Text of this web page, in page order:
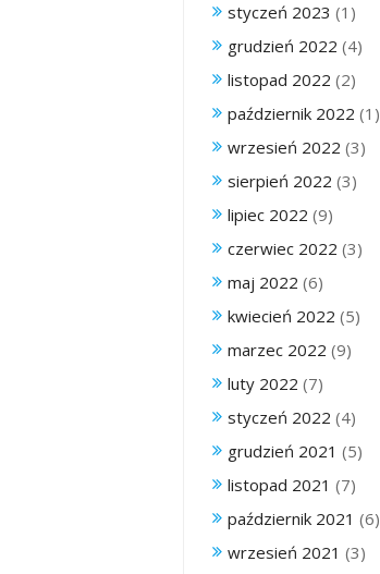
styczeń 2023 (1)
grudzień 2022 (4)
listopad 2022 (2)
październik 2022 (1)
wrzesień 2022 (3)
sierpień 2022 (3)
lipiec 2022 (9)
czerwiec 2022 (3)
maj 2022 (6)
kwiecień 2022 (5)
marzec 2022 (9)
luty 2022 (7)
styczeń 2022 (4)
grudzień 2021 (5)
listopad 2021 (7)
październik 2021 (6)
wrzesień 2021 (3)